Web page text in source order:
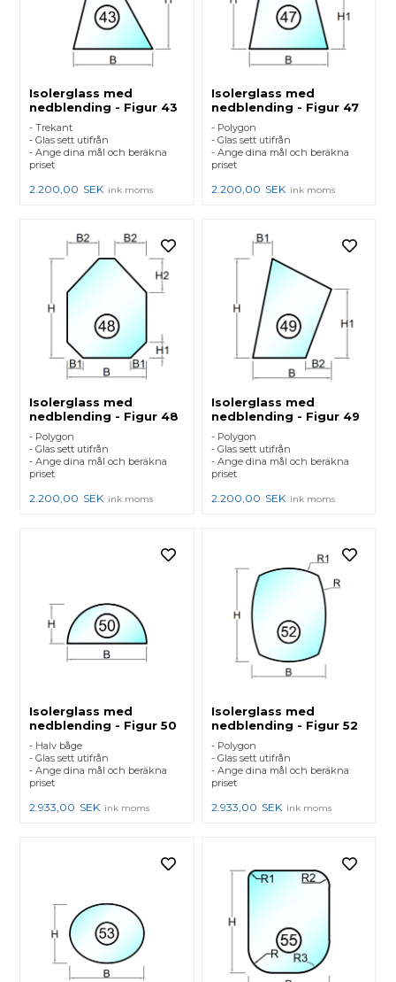
Isolerglass med
nedblending - Figur 43
- Trekant
- Glas sett utifrån
- Ange dina mål och beräkna
priset
2.200,00 SEK ink moms
Isolerglass med
nedblending - Figur 47
- Polygon
- Glas sett utifrån
- Ange dina mål och beräkna
priset
2.200,00 SEK ink moms
Isolerglass med
nedblending - Figur 48
- Polygon
- Glas sett utifrån
- Ange dina mål och beräkna
priset
2.200,00 SEK ink moms
Isolerglass med
nedblending - Figur 49
- Polygon
- Glas sett utifrån
- Ange dina mål och beräkna
priset
2.200,00 SEK ink moms
Isolerglass med
nedblending - Figur 50
- Halv båge
- Glas sett utifrån
- Ange dina mål och beräkna
priset
2.933,00 SEK ink moms
Isolerglass med
nedblending - Figur 52
- Polygon
- Glas sett utifrån
- Ange dina mål och beräkna
priset
2.933,00 SEK ink moms